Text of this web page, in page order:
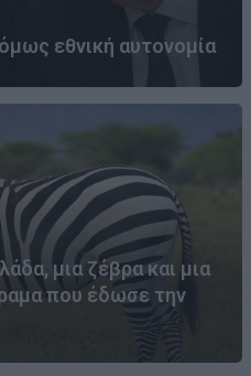
εθνική αυτονομία
μια ζέβρα και μια
που έδωσε την